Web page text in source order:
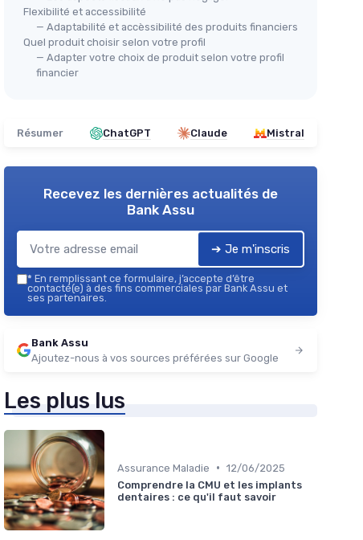
Flexibilité et accessibilité
— Adaptabilité et accèssibilité des produits financiers
Quel produit choisir selon votre profil
— Adapter votre choix de produit selon votre profil
financier
Résumer ChatGPT Claude Mistral
Recevez les dernières actualités de
Bank Assu
➔ Je m'inscris
* En remplissant ce formulaire, j’accepte d’être
contacté(e) à des fins commerciales par Bank Assu et
ses partenaires.
Bank Assu
Ajoutez-nous à vos sources préférées sur Google
Les plus lus
Assurance Maladie • 12/06/2025
Comprendre la CMU et les implants
dentaires : ce qu'il faut savoir